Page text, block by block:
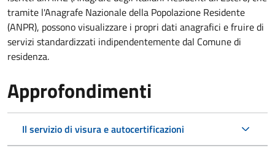
tramite l'Anagrafe Nazionale della Popolazione Residente
(ANPR), possono visualizzare i propri dati anagrafici e fruire di
servizi standardizzati indipendentemente dal Comune di
residenza.
Approfondimenti
Il servizio di visura e autocertificazioni